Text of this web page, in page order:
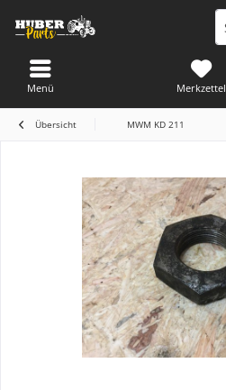
Merkzettel
Menü
Übersicht MWM KD 211